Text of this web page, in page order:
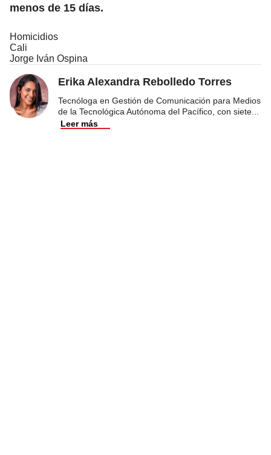
menos de 15 días.
Homicidios
Cali
Jorge Iván Ospina
Erika Alexandra Rebolledo Torres
Tecnóloga en Gestión de Comunicación para Medios
de la Tecnológica Autónoma del Pacífico, con siete
Leer más